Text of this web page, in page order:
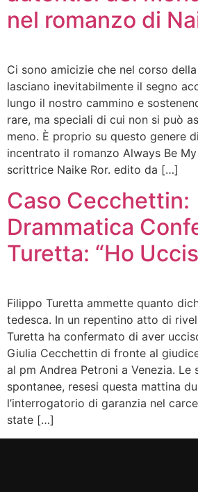
nel romanzo di
Ci sono amicizie che nel corso
lasciano inevitabilmente il segno
lungo il nostro cammino e
rare, ma speciali di cui non si può
meno. È proprio su questo genere
incentrato il romanzo Always Be
scrittrice Naike Ror. edito da […]
Caso Cecchettin:
Drammatica
Turetta: “Ho
Filippo Turetta ammette quanto
tedesca. In un repentino atto di
Turetta ha confermato di aver
Giulia Cecchettin di fronte al
al pm Andrea Petroni a Venezia. Le
spontanee, resesi questa mattina
l’interrogatorio di garanzia nel
state […]